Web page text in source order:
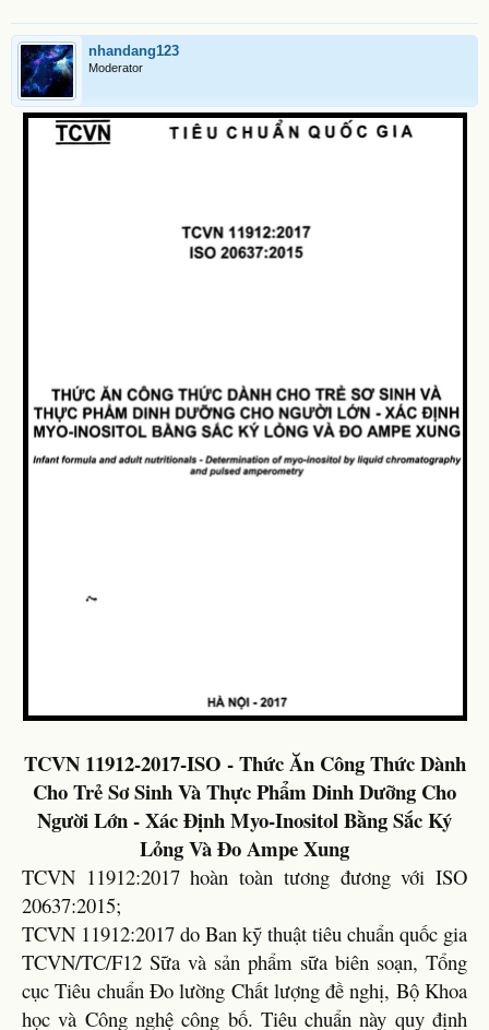
nhandang123
Moderator
TCVN 11912-2017-ISO - Thức Ăn Công Thức Dành
Cho Trẻ Sơ Sinh Và Thực Phẩm Dinh Dưỡng Cho
Người Lớn - Xác Định Myo-Inositol Bằng Sắc Ký
Lỏng Và Đo Ampe Xung
TCVN 11912:2017 hoàn toàn tương đương với ISO
20637:2015;
TCVN 11912:2017 do Ban kỹ thuật tiêu chuẩn quốc gia
TCVN/TC/F12 Sữa và sản phẩm sữa biên soạn, Tổng
cục Tiêu chuẩn Đo lường Chất lượng đề nghị, Bộ Khoa
học và Công nghệ công bố. Tiêu chuẩn này quy định